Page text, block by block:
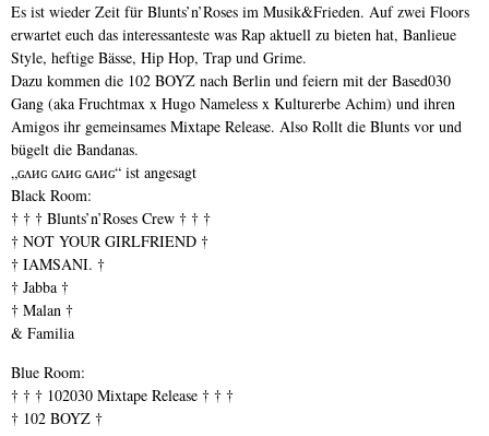
Es ist wieder Zeit für Blunts’n’Roses im Musik&Frieden. Auf zwei Floors
erwartet euch das interessanteste was Rap aktuell zu bieten hat, Banlieue
Style, heftige Bässe, Hip Hop, Trap und Grime.
Dazu kommen die 102 BOYZ nach Berlin und feiern mit der Based030
Gang (aka Fruchtmax x Hugo Nameless x Kulturerbe Achim) und ihren
Amigos ihr gemeinsames Mixtape Release. Also Rollt die Blunts vor und
bügelt die Bandanas.
„ɢʌиɢ ɢʌиɢ ɢʌиɢ“ ist angesagt
Βlack Room:
† † † Blunts’n’Roses Crew † † †
† NOT YOUR GIRLFRIEND †
† IAMSANI. †
† Jabba †
† Malan †
& Familia
Βlue Room:
† † † 102030 Mixtape Release † † †
† 102 BOYZ †